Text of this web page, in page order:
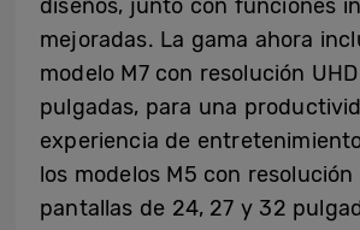
diseños, junto con funciones
mejoradas. La gama ahora
modelo M7 con resolución
pulgadas, para una
experiencia de
los modelos M5 con resolución
pantallas de 24, 27 y 32